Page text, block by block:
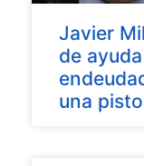
Javier
de
una